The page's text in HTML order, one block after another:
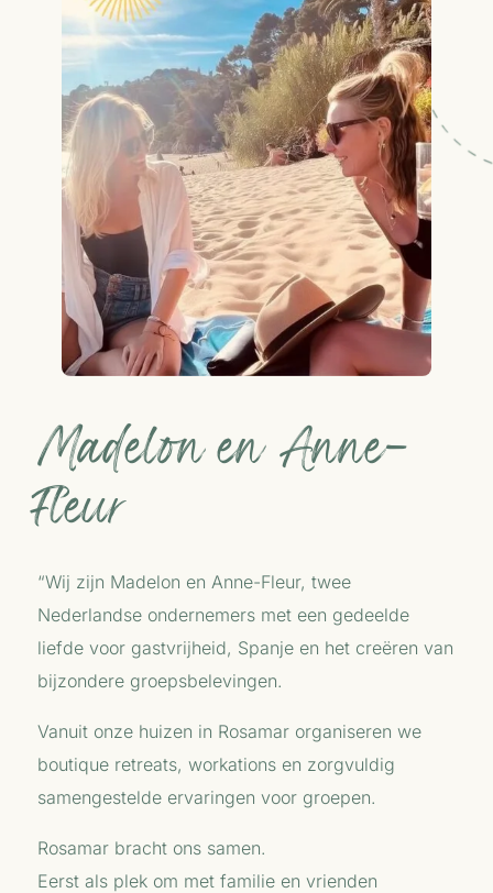
Madelon en Anne-
Fleur
“Wij zijn Madelon en Anne-Fleur, twee
Nederlandse ondernemers met een gedeelde
liefde voor gastvrijheid, Spanje en het creëren van
bijzondere groepsbelevingen.
Vanuit onze huizen in Rosamar organiseren we
boutique retreats, workations en zorgvuldig
samengestelde ervaringen voor groepen.
Rosamar bracht ons samen.
Eerst als plek om met familie en vrienden